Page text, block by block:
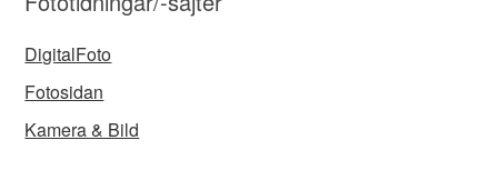
DigitalFoto
Fotosidan
Kamera & Bild